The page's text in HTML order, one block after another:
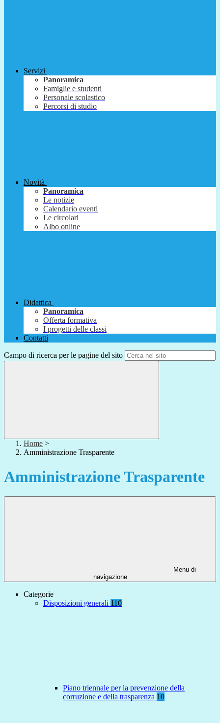
Servizi
Panoramica
Famiglie e studenti
Personale scolastico
Percorsi di studio
Novità
Panoramica
Le notizie
Calendario eventi
Le circolari
Albo online
Didattica
Panoramica
Offerta formativa
I progetti delle classi
Contatti
Campo di ricerca per le pagine del sito
Home >
Amministrazione Trasparente
Amministrazione Trasparente
Menu di
navigazione
Categorie
Disposizioni generali 110
Piano triennale per la prevenzione della
corruzione e della trasparenza 10